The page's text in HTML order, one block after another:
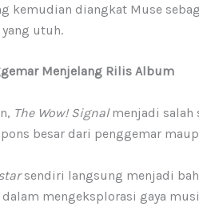
kemudian diangkat Muse
utuh.
Menjelang Rilis Album
The Wow! Signalmenjadi salah
besar dari penggemar
sendiri langsung menjadi
dalam mengeksplorasi gaya